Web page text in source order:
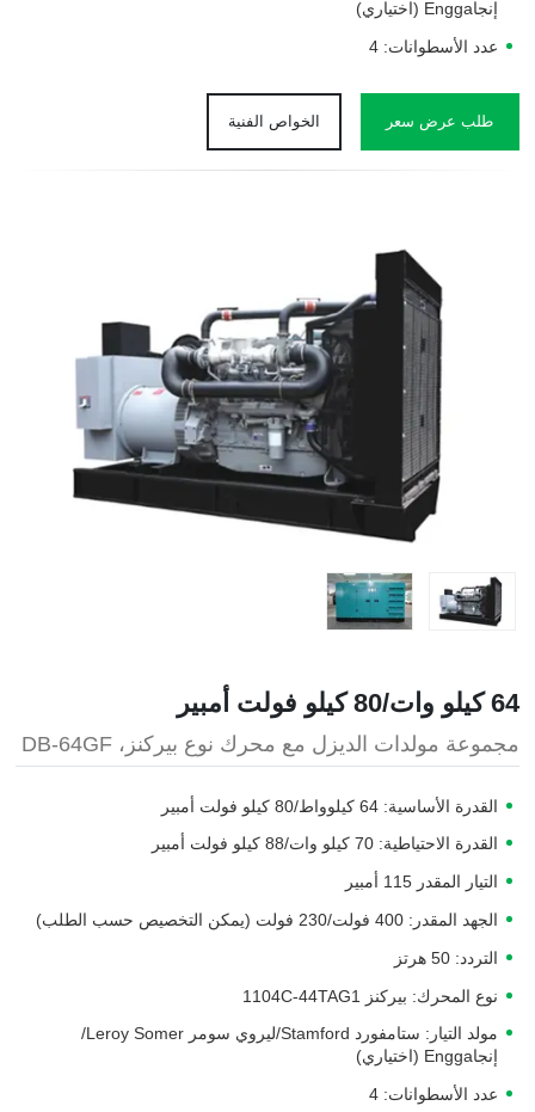
إنجاEngga (اختياري)
عدد الأسطوانات: 4
طلب عرض سعر الخواص الفنية
64 كيلو وات/80 كيلو فولت أمبير
مجموعة مولدات الديزل مع محرك نوع بيركنز، DB-64GF
القدرة الأساسية: 64 كيلوواط/80 كيلو فولت أمبير
القدرة الاحتياطية: 70 كيلو وات/88 كيلو فولت أمبير
التيار المقدر 115 أمبير
الجهد المقدر: 400 فولت/230 فولت (يمكن التخصيص حسب الطلب)
التردد: 50 هرتز
نوع المحرك: بيركنز 1104C-44TAG1
مولد التيار: ستامفورد Stamford/ليروي سومر Leroy Somer/
إنجاEngga (اختياري)
عدد الأسطوانات: 4